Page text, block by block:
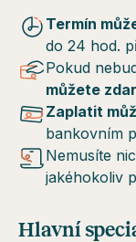
Termín
do 24 hod.
Pokud
můžete
Zaplatit
bankovním
Nemusíte
jakéhokoliv
Hlavní